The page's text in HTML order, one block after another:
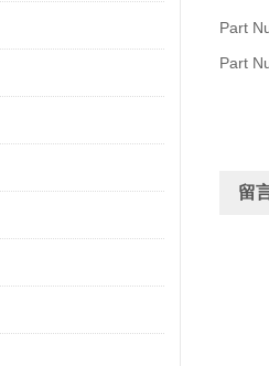
Part
Part
留